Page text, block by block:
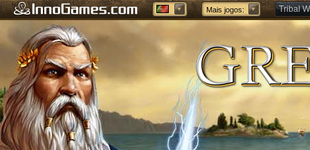
Mais jogos: Tribal
Forge